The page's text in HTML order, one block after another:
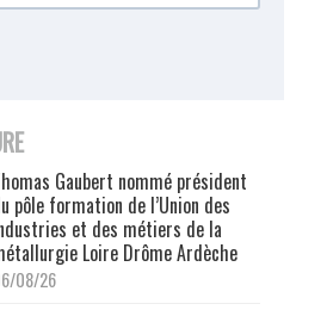
Gaubert nommé président
pôle formation de l’Union des
et des métiers de la
Loire Drôme Ardèche
08/26